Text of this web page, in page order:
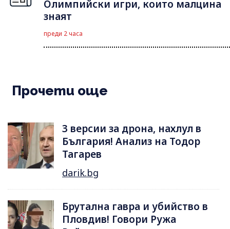
Олимпийски игри, които малцина
знаят
преди 2 часа
Прочети още
3 версии за дрона, нахлул в
България! Анализ на Тодор
Тагарев
darik.bg
Брутална гавра и убийство в
Пловдив! Говори Ружа